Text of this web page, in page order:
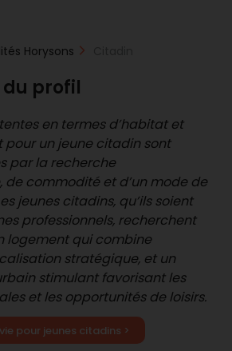
Horysons
profil
en termes d’habitat et
pour un jeune citadin sont
par la recherche
de commodité et d’un mode de
jeunes citadins, qu’ils soient
professionnels, recherchent
logement qui combine
stratégique, et un
stimulant favorisant les
et les opportunités de loisirs.
pour jeunes citadins >